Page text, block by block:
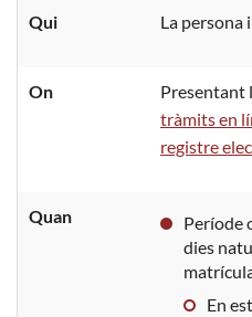
Qui La persona
On
Presentant
tràmits en
registre
Quan
Període
dies
En